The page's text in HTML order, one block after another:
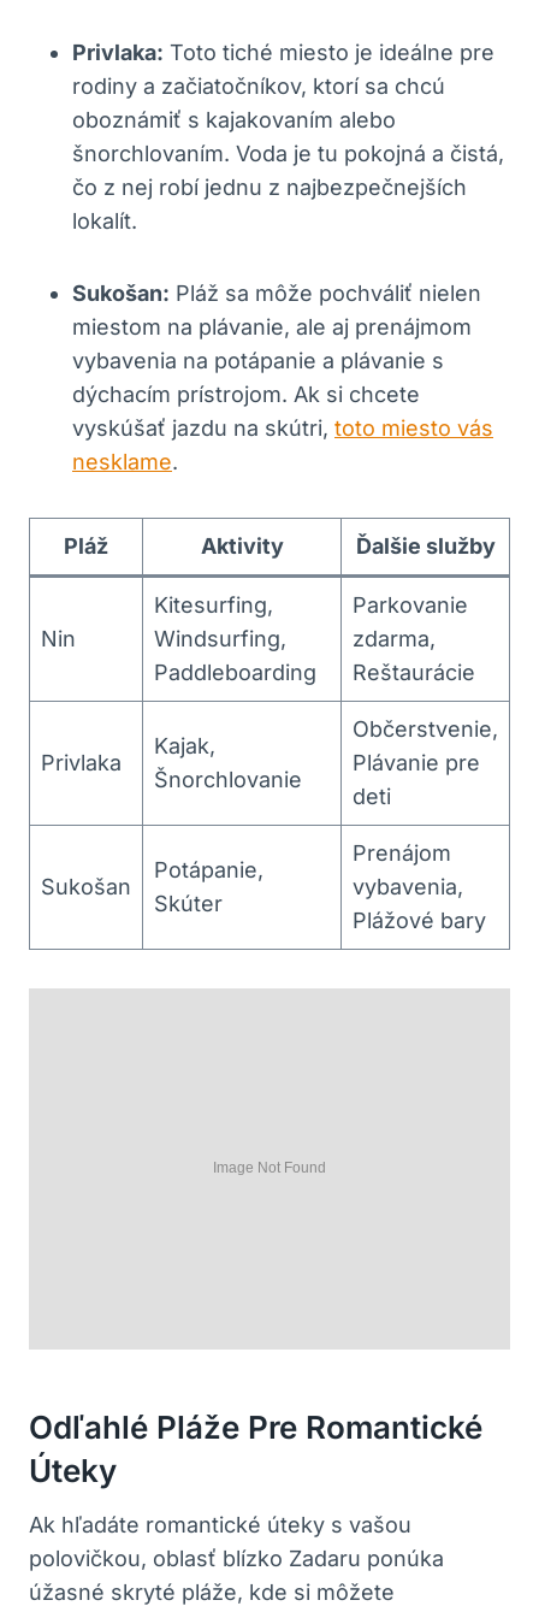
Privlaka: Toto tiché miesto je ideálne pre
rodiny a začiatočníkov, ktorí sa chcú
oboznámiť s kajakovaním alebo
šnorchlovaním. Voda je tu pokojná a čistá,
čo z nej robí jednu z najbezpečnejších
lokalít.
Sukošan: Pláž sa môže pochváliť nielen
miestom na plávanie, ale aj prenájmom
vybavenia na potápanie a plávanie s
dýchacím prístrojom. Ak si chcete
vyskúšať jazdu na skútri, toto miesto vás
nesklame.
Pláž Aktivity Ďalšie služby
Nin
Kitesurfing,
Windsurfing,
Paddleboarding
Parkovanie
zdarma,
Reštaurácie
Privlaka
Kajak,
Šnorchlovanie
Občerstvenie,
Plávanie pre
deti
Sukošan
Potápanie,
Skúter
Prenájom
vybavenia,
Plážové bary
Odľahlé Pláže Pre Romantické
Úteky
Ak hľadáte romantické úteky s vašou
polovičkou, oblasť blízko Zadaru ponúka
úžasné skryté pláže, kde si môžete